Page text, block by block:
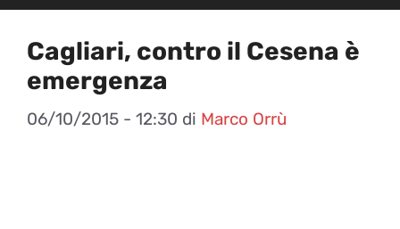
Cagliari, contro il Cesena è
emergenza
06/10/2015 - 12:30 di Marco Orrù